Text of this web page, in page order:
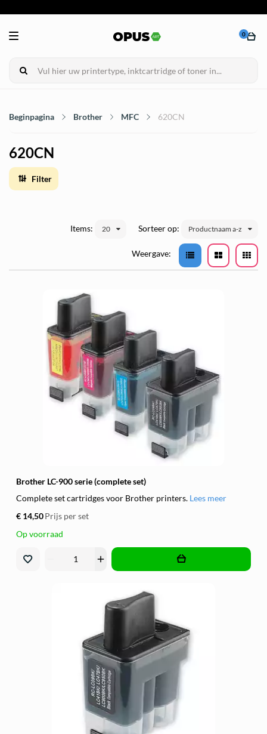
0
Beginpagina Brother MFC 620CN
620CN
Filter
Sorteer op: Productnaam a-z
Items: 20
Weergave:
Brother LC-900 serie (complete set)
Complete set cartridges voor Brother printers. Lees meer
€ 14,50Prijs per set
Op voorraad
add